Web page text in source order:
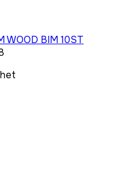
WOOD BIM 10ST